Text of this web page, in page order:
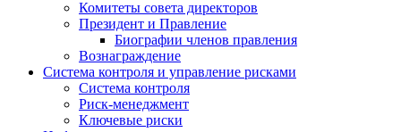
Комитеты совета директоров
Президент и Правление
Биографии членов правления
Вознаграждение
Система контроля и управление рисками
Система контроля
Риск-менеджмент
Ключевые риски